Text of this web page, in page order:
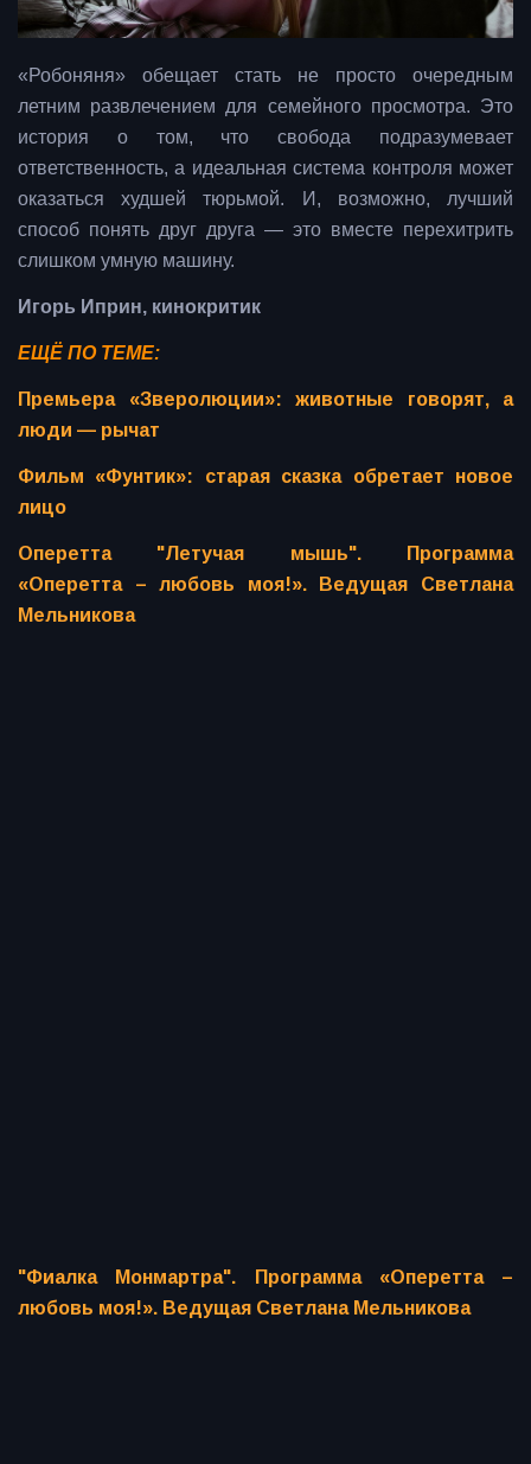
«Робоняня» обещает стать не просто очередным
летним развлечением для семейного просмотра. Это
история о том, что свобода подразумевает
ответственность, а идеальная система контроля может
оказаться худшей тюрьмой. И, возможно, лучший
способ понять друг друга — это вместе перехитрить
слишком умную машину.
Игорь Иприн, кинокритик
ЕЩЁ ПО ТЕМЕ:
Премьера «Зверолюции»: животные говорят, а
люди — рычат
Фильм «Фунтик»: старая сказка обретает новое
лицо
Оперетта "Летучая мышь". Программа
«Оперетта – любовь моя!». Ведущая Светлана
Мельникова
"Фиалка Монмартра". Программа «Оперетта –
любовь моя!». Ведущая Светлана Мельникова